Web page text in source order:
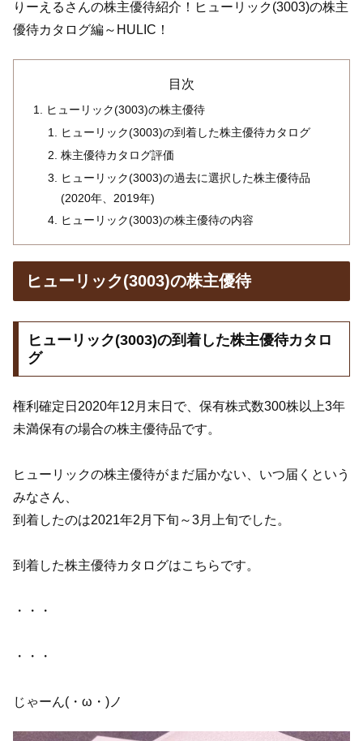
りーえるさんの株主優待紹介！ヒューリック(3003)の株主
優待カタログ編～HULIC！
目次
ヒューリック(3003)の株主優待
ヒューリック(3003)の到着した株主優待カタログ
株主優待カタログ評価
ヒューリック(3003)の過去に選択した株主優待品
(2020年、2019年)
ヒューリック(3003)の株主優待の内容
ヒューリック(3003)の株主優待
ヒューリック(3003)の到着した株主優待カタロ
グ
権利確定日2020年12月末日で、保有株式数300株以上3年
未満保有の場合の株主優待品です。
ヒューリックの株主優待がまだ届かない、いつ届くという
みなさん、
到着したのは2021年2月下旬～3月上旬でした。
到着した株主優待カタログはこちらです。
・・・
・・・
じゃーん(・ω・)ノ